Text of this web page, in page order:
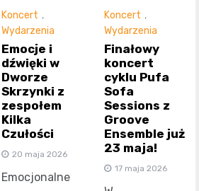
Koncert ,
Wydarzenia
Emocje i
dźwięki w
Dworze
Skrzynki z
zespołem
Kilka
Czułości
20 maja 2026
Emocjonalne
Koncert ,
Wydarzenia
Finałowy
koncert
cyklu Pufa
Sofa
Sessions z
Groove
Ensemble już
23 maja!
17 maja 2026